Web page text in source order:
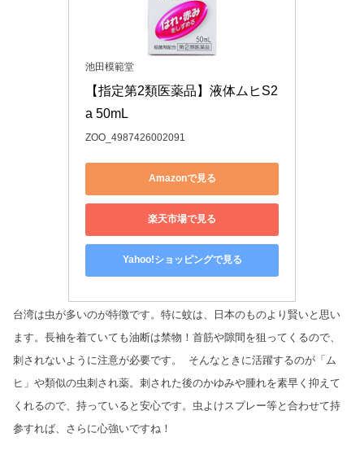
池田模範堂
【指定第2類医薬品】液体ムヒS2
a 50mL
ZOO_4987426002091
Amazonで見る
楽天市場で見る
Yahoo!ショッピングで見る
台湾は虫が多いのが特徴です。特に蚊は、日本のものより賢いと思い
ます。長袖を着ていても油断は禁物！首筋や隙間を狙ってくるので、
刺されないように注意が必要です。
そんなときに活躍するのが「ム
ヒ」や類似の虫刺され薬。刺された後のかゆみや腫れを素早く抑えて
くれるので、持っていると安心です。虫よけスプレー等と合わせて持
参すれば、さらに心強いですね！